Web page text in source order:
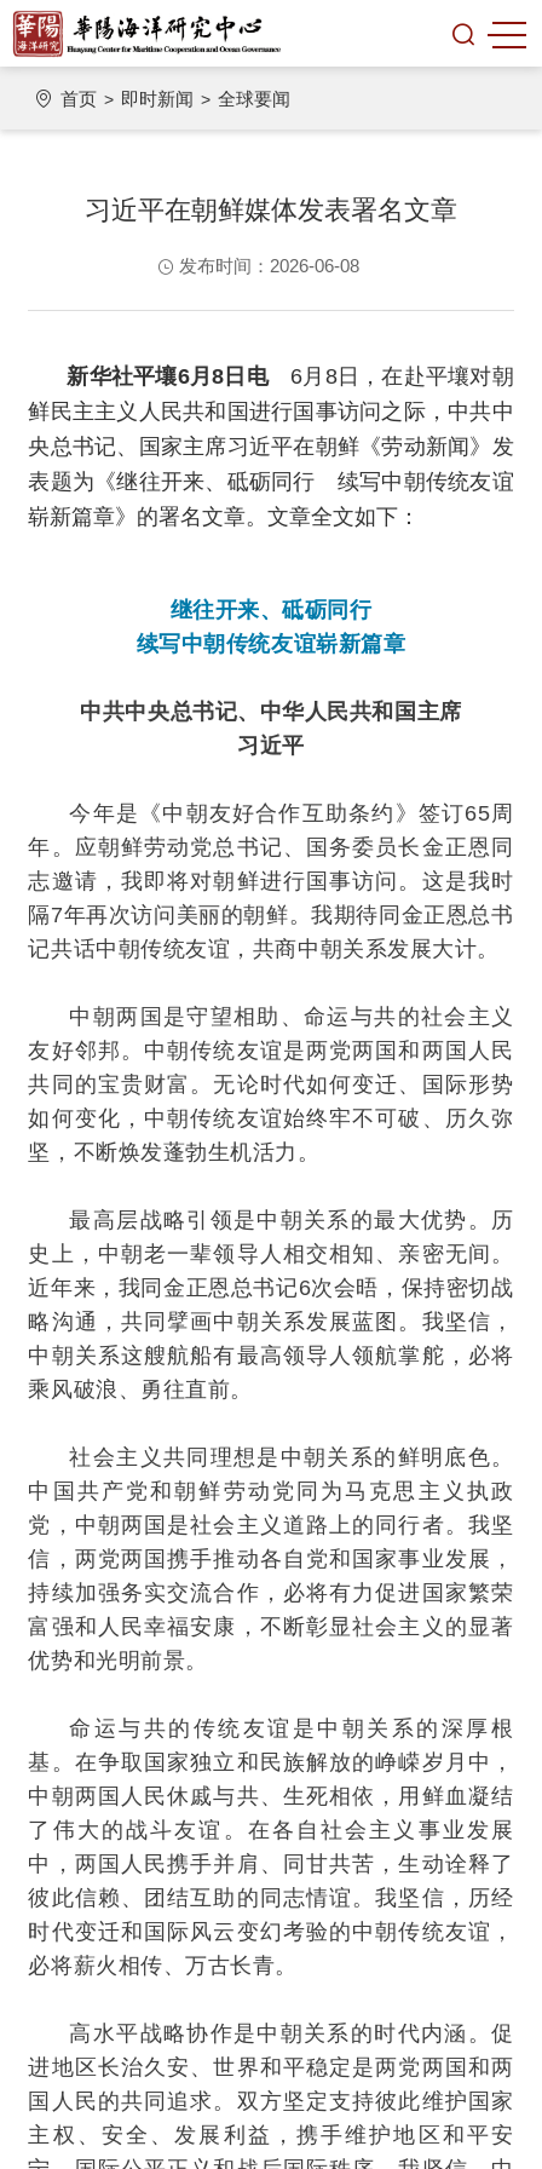
首页 > 即时新闻 > 全球要闻
习近平在朝鲜媒体发表署名文章
发布时间：2026-06-08
新华社平壤6月8日电6月8日，在赴平壤对朝
鲜民主主义人民共和国进行国事访问之际，中共中
央总书记、国家主席习近平在朝鲜《劳动新闻》发
表题为《继往开来、砥砺同行 续写中朝传统友谊
崭新篇章》的署名文章。文章全文如下：
继往开来、砥砺同行
续写中朝传统友谊崭新篇章
中共中央总书记、中华人民共和国主席
习近平
今年是《中朝友好合作互助条约》签订65周
年。应朝鲜劳动党总书记、国务委员长金正恩同
志邀请，我即将对朝鲜进行国事访问。这是我时
隔7年再次访问美丽的朝鲜。我期待同金正恩总书
记共话中朝传统友谊，共商中朝关系发展大计。
中朝两国是守望相助、命运与共的社会主义
友好邻邦。中朝传统友谊是两党两国和两国人民
共同的宝贵财富。无论时代如何变迁、国际形势
如何变化，中朝传统友谊始终牢不可破、历久弥
坚，不断焕发蓬勃生机活力。
最高层战略引领是中朝关系的最大优势。历
史上，中朝老一辈领导人相交相知、亲密无间。
近年来，我同金正恩总书记6次会晤，保持密切战
略沟通，共同擘画中朝关系发展蓝图。我坚信，
中朝关系这艘航船有最高领导人领航掌舵，必将
乘风破浪、勇往直前。
社会主义共同理想是中朝关系的鲜明底色。
中国共产党和朝鲜劳动党同为马克思主义执政
党，中朝两国是社会主义道路上的同行者。我坚
信，两党两国携手推动各自党和国家事业发展，
持续加强务实交流合作，必将有力促进国家繁荣
富强和人民幸福安康，不断彰显社会主义的显著
优势和光明前景。
命运与共的传统友谊是中朝关系的深厚根
基。在争取国家独立和民族解放的峥嵘岁月中，
中朝两国人民休戚与共、生死相依，用鲜血凝结
了伟大的战斗友谊。在各自社会主义事业发展
中，两国人民携手并肩、同甘共苦，生动诠释了
彼此信赖、团结互助的同志情谊。我坚信，历经
时代变迁和国际风云变幻考验的中朝传统友谊，
必将薪火相传、万古长青。
高水平战略协作是中朝关系的时代内涵。促
进地区长治久安、世界和平稳定是两党两国和两
国人民的共同追求。双方坚定支持彼此维护国家
主权、安全、发展利益，携手维护地区和平安